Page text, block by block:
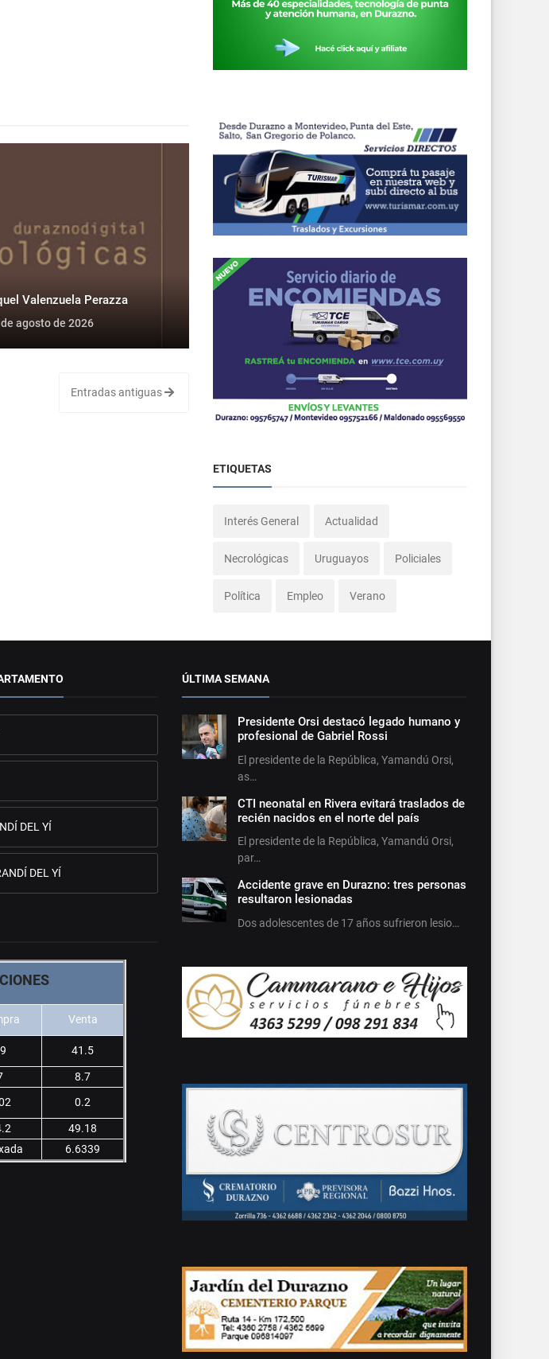
Valenzuela Perazza
agosto de 2026
Entradas antiguas
ETIQUETAS
Interés General Actualidad
Necrológicas Uruguayos Policiales
Política Empleo Verano
DEL YÍ
DEL YÍ
Venta
41.5
8.7
0.2
49.18
6.6339
ÚLTIMA SEMANA
Presidente Orsi destacó legado humano y
profesional de Gabriel Rossi
El presidente de la República, Yamandú Orsi,
as…
CTI neonatal en Rivera evitará traslados de
recién nacidos en el norte del país
El presidente de la República, Yamandú Orsi,
par…
Accidente grave en Durazno: tres personas
resultaron lesionadas
Dos adolescentes de 17 años sufrieron lesio…